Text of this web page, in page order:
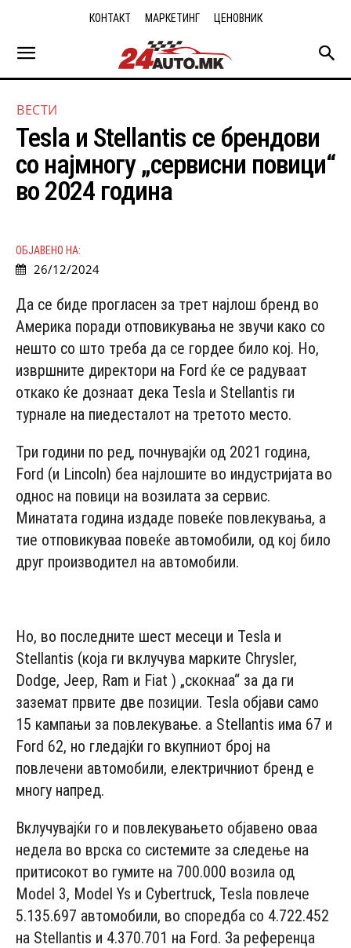
КОНТАКТ МАРКЕТИНГ ЦЕНОВНИК
ВЕСТИ
Tesla и Stellantis се брендови
со најмногу „сервисни повици“
во 2024 година
ОБЈАВЕНО НА:
26/12/2024
Да се ​​биде прогласен за трет најлош бренд во
Америка поради отповикувања не звучи како со
нешто со што треба да се гордее било кој. Но,
извршните директори на Ford ќе се радуваат
откако ќе дознаат дека Tesla и Stellantis ги
турнале на пиедесталот на третото место.
Три години по ред, почнувајќи од 2021 година,
Ford (и Lincoln) беа најлошите во индустријата во
однос на повици на возилата за сервис.
Минатата година издаде повеќе повлекувања, а
тие отповикуваа повеќе автомобили, од кој било
друг производител на автомобили.
Но, во последните шест месеци и Tesla и
Stellantis (која ги вклучува марките Chrysler,
Dodge, Jeep, Ram и Fiat ) „скокнаа“ за да ги
заземат првите две позиции. Tesla објави само
15 кампањи за повлекување. а Stellantis има 67 и
Ford 62, но гледајќи го вкупниот број на
повлечени автомобили, електричниот бренд е
многу напред.
Вклучувајќи го и повлекувањето објавено оваа
недела во врска со системите за следење на
притисокот во гумите на 700.000 возила од
Model 3, Model Ys и Cybertruck, Tesla повлече
5.135.697 автомобили, во споредба со 4.722.452
на Stellantis и 4.370.701 на Ford. За референца